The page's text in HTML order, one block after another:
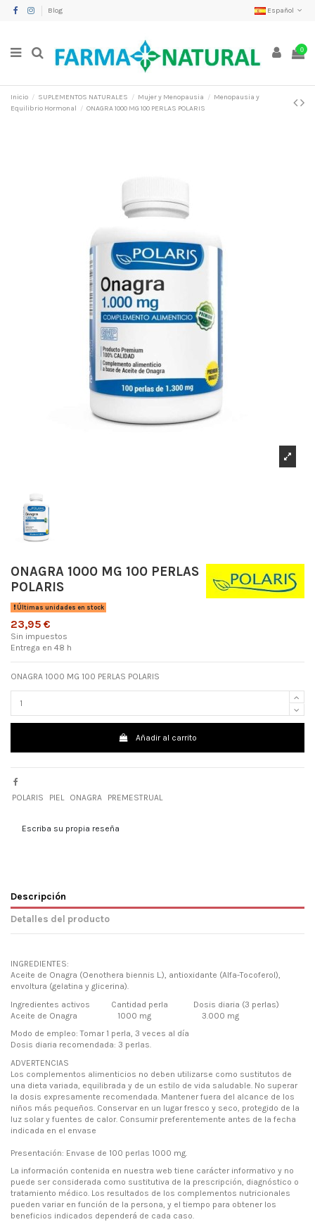
Blog Español
0
Inicio SUPLEMENTOS NATURALES Mujer y Menopausia
Menopausia y
Equilibrio Hormonal
ONAGRA 1000 MG 100 PERLAS POLARIS
ONAGRA 1000 MG 100 PERLAS
POLARIS
Últimas unidades en stock
23,95 €
Sin impuestos
Entrega en 48 h
ONAGRA 1000 MG 100 PERLAS POLARIS
Añadir al carrito
POLARIS PIEL ONAGRA PREMESTRUAL
Escriba su propia reseña
Descripción
Detalles del producto
INGREDIENTES:
Aceite de Onagra (Oenothera biennis L.), antioxidante (Alfa-Tocoferol),
envoltura (gelatina y glicerina).
Ingredientes activos Cantidad perla Dosis diaria (3 perlas)
Aceite de Onagra 1000 mg 3.000 mg
Modo de empleo: Tomar 1 perla, 3 veces al día
Dosis diaria recomendada: 3 perlas.
ADVERTENCIAS
Los complementos alimenticios no deben utilizarse como sustitutos de
una dieta variada, equilibrada y de un estilo de vida saludable. No superar
la dosis expresamente recomendada. Mantener fuera del alcance de los
niños más pequeños. Conservar en un lugar fresco y seco, protegido de la
luz solar y fuentes de calor. Consumir preferentemente antes de la fecha
indicada en el envase
Presentación: Envase de 100 perlas 1000 mg.
La información contenida en nuestra web tiene carácter informativo y no
puede ser considerada como sustitutiva de la prescripción, diagnóstico o
tratamiento médico. Los resultados de los complementos nutricionales
pueden variar en función de la persona, y el tiempo para obtener los
beneficios indicados dependerá de cada caso.